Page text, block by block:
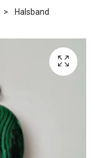
Halsband